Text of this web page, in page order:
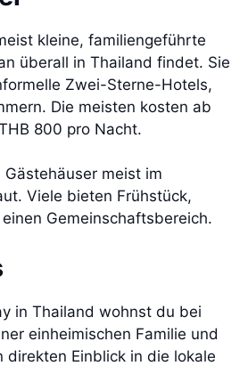
kleine, familiengeführte
überall in Thailand findet. Sie
Zwei-Sterne-Hotels,
Die meisten kosten ab
800 pro Nacht.
meist im
Viele bieten Frühstück,
Gemeinschaftsbereich.
in Thailand wohnst du bei
einheimischen Familie und
direkten Einblick in die lokale